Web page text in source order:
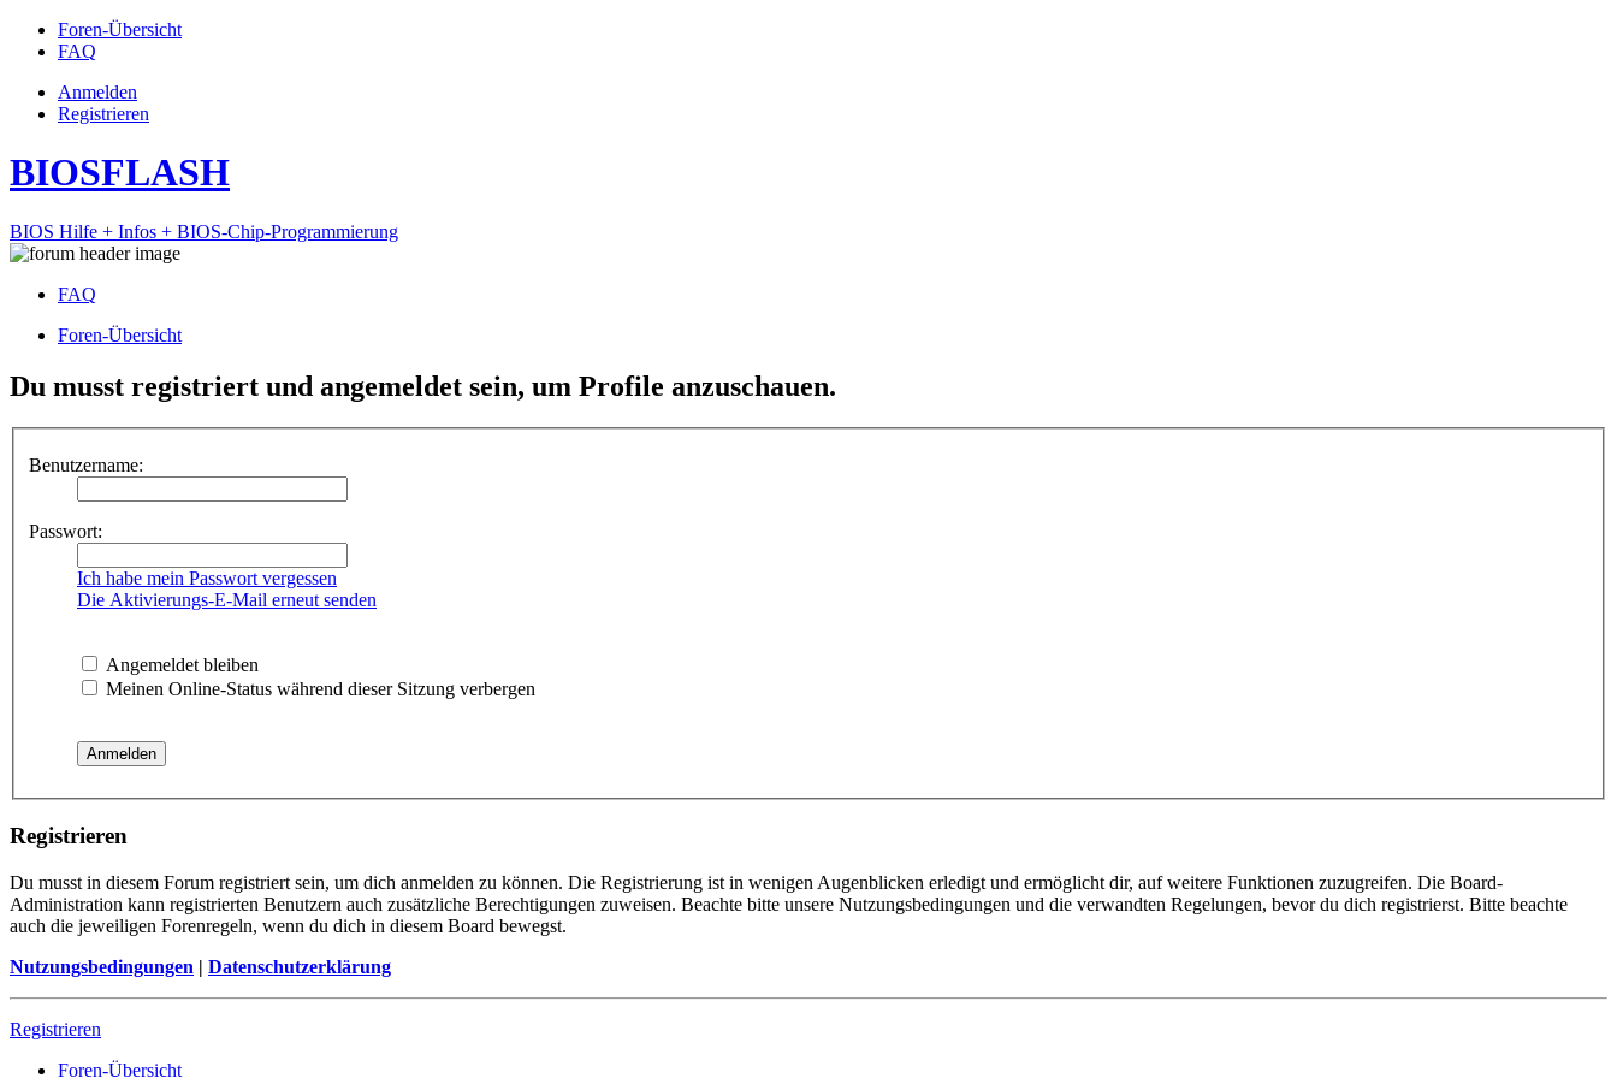
Foren-Übersicht
FAQ
Anmelden
Registrieren
BIOSFLASH
BIOS Hilfe + Infos + BIOS-Chip-Programmierung
FAQ
Foren-Übersicht
Du musst registriert und angemeldet sein, um Profile anzuschauen.
Benutzername:
Passwort:
Ich habe mein Passwort vergessen
Die Aktivierungs-E-Mail erneut senden
Angemeldet bleiben
Meinen Online-Status während dieser Sitzung verbergen
Registrieren
Du musst in diesem Forum registriert sein, um dich anmelden zu können. Die Registrierung ist in wenigen Augenblicken erledigt und ermöglicht dir, auf weitere Funktionen zuzugreifen. Die Board-
Administration kann registrierten Benutzern auch zusätzliche Berechtigungen zuweisen. Beachte bitte unsere Nutzungsbedingungen und die verwandten Regelungen, bevor du dich registrierst. Bitte beachte
auch die jeweiligen Forenregeln, wenn du dich in diesem Board bewegst.
Nutzungsbedingungen | Datenschutzerklärung
Registrieren
Foren-Übersicht